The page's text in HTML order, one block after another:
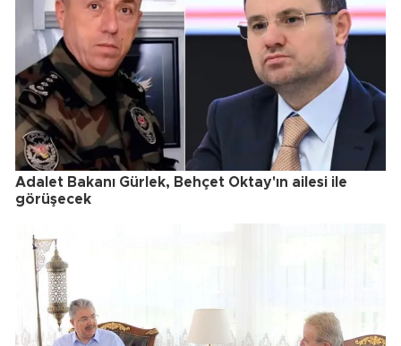
Adalet Bakanı Gürlek, Behçet Oktay'ın ailesi ile
görüşecek